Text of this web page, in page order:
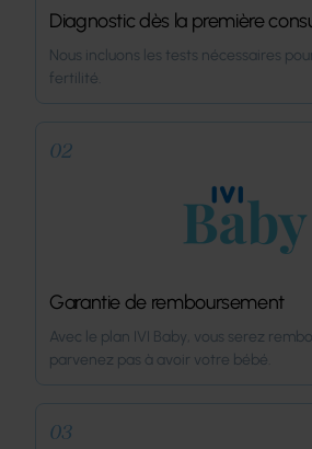
Diagnostic dès la première
Nous incluons les tests nécessaires
fertilité.
02
Garantie de remboursement
Avec le plan IVI Baby, vous serez
parvenez pas à avoir votre bébé.
03